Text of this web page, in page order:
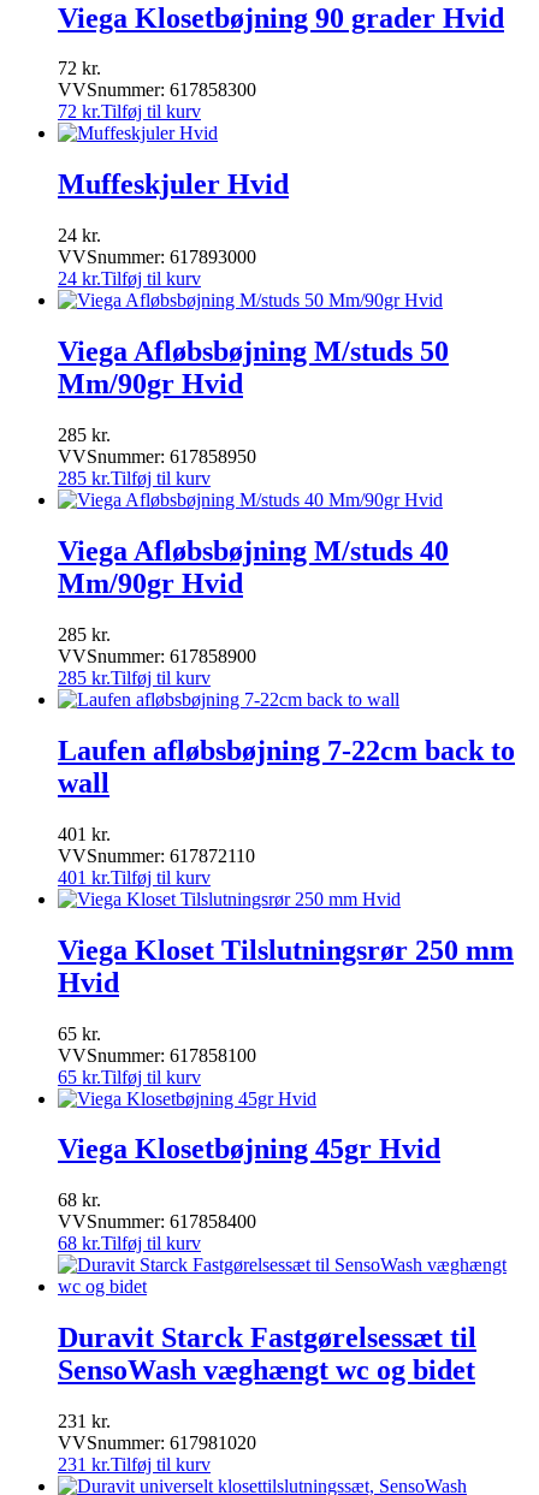
Viega Klosetbøjning 90 grader Hvid
72 kr.
VVSnummer: 617858300
72 kr.Tilføj til kurv
Muffeskjuler Hvid
24 kr.
VVSnummer: 617893000
24 kr.Tilføj til kurv
Viega Afløbsbøjning M/studs 50
Mm/90gr Hvid
285 kr.
VVSnummer: 617858950
285 kr.Tilføj til kurv
Viega Afløbsbøjning M/studs 40
Mm/90gr Hvid
285 kr.
VVSnummer: 617858900
285 kr.Tilføj til kurv
Laufen afløbsbøjning 7-22cm back to
wall
401 kr.
VVSnummer: 617872110
401 kr.Tilføj til kurv
Viega Kloset Tilslutningsrør 250 mm
Hvid
65 kr.
VVSnummer: 617858100
65 kr.Tilføj til kurv
Viega Klosetbøjning 45gr Hvid
68 kr.
VVSnummer: 617858400
68 kr.Tilføj til kurv
Duravit Starck Fastgørelsessæt til
SensoWash væghængt wc og bidet
231 kr.
VVSnummer: 617981020
231 kr.Tilføj til kurv